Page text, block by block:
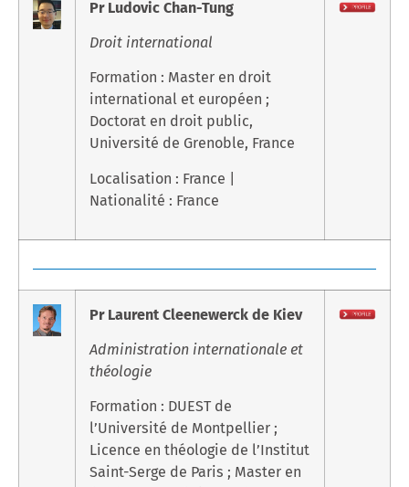
Pr Ludovic Chan-Tung
Droit international
Formation : Master en droit
international et européen ;
Doctorat en droit public,
Université de Grenoble, France
Localisation : France |
Nationalité : France
Pr Laurent Cleenewerck de Kiev
Administration internationale et
théologie
Formation : DUEST de
l’Université de Montpellier ;
Licence en théologie de l’Institut
Saint-Serge de Paris ; Master en